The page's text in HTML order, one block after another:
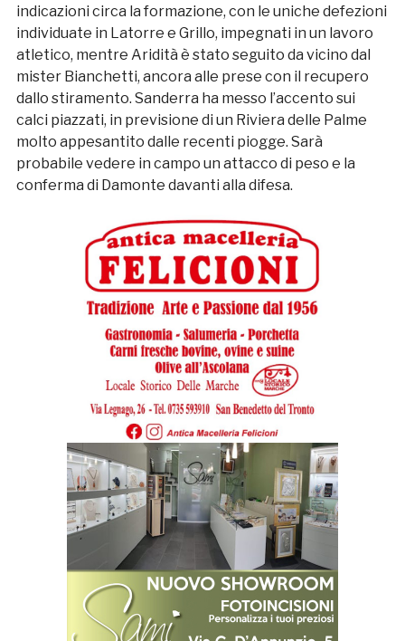
indicazioni circa la formazione, con le uniche defezioni
individuate in Latorre e Grillo, impegnati in un lavoro
atletico, mentre Aridità è stato seguito da vicino dal
mister Bianchetti, ancora alle prese con il recupero
dallo stiramento. Sanderra ha messo l’accento sui
calci piazzati, in previsione di un Riviera delle Palme
molto appesantito dalle recenti piogge. Sarà
probabile vedere in campo un attacco di peso e la
conferma di Damonte davanti alla difesa.